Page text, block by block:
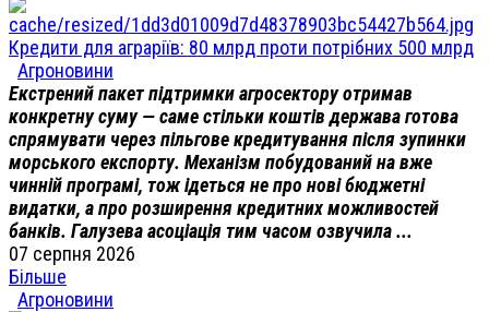
Кредити для аграріїв: 80 млрд проти потрібних 500 млрд
Агроновини
Екстрений пакет підтримки агросектору отримав
конкретну суму — саме стільки коштів держава готова
спрямувати через пільгове кредитування після зупинки
морського експорту. Механізм побудований на вже
чинній програмі, тож ідеться не про нові бюджетні
видатки, а про розширення кредитних можливостей
банків. Галузева асоціація тим часом озвучила ...
07 серпня 2026
Більше
Агроновини